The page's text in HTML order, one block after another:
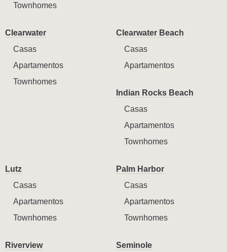
Townhomes
Clearwater
Casas
Apartamentos
Townhomes
Clearwater Beach
Casas
Apartamentos
Indian Rocks Beach
Casas
Apartamentos
Townhomes
Lutz
Casas
Apartamentos
Townhomes
Palm Harbor
Casas
Apartamentos
Townhomes
Riverview
Seminole